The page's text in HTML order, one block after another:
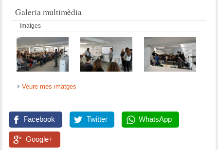
Galeria multimèdia
Imatges
Veure més imatges
Facebook Twitter WhatsApp
Google+